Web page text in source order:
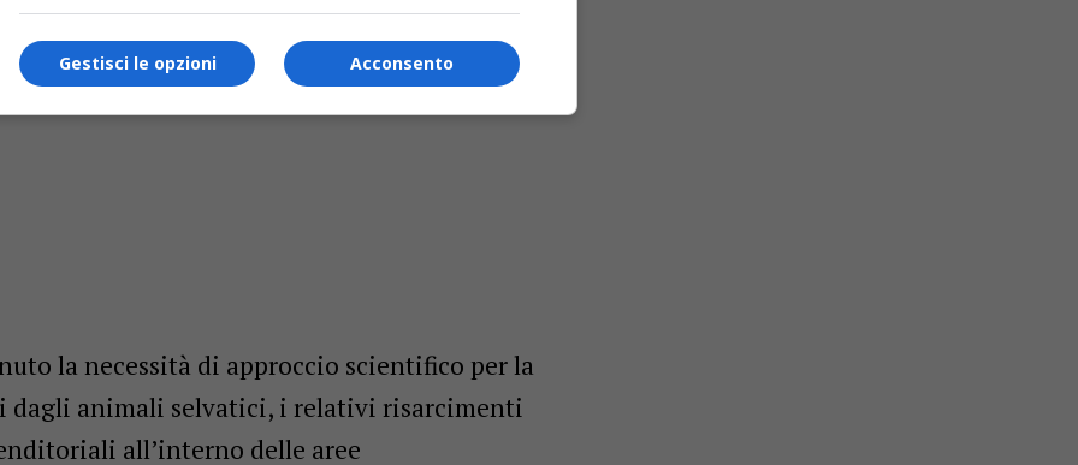
la necessità di approccio scientifico per la
dagli animali selvatici, i relativi risarcimenti
all’interno delle aree
Acconsento
Gestisci le opzioni